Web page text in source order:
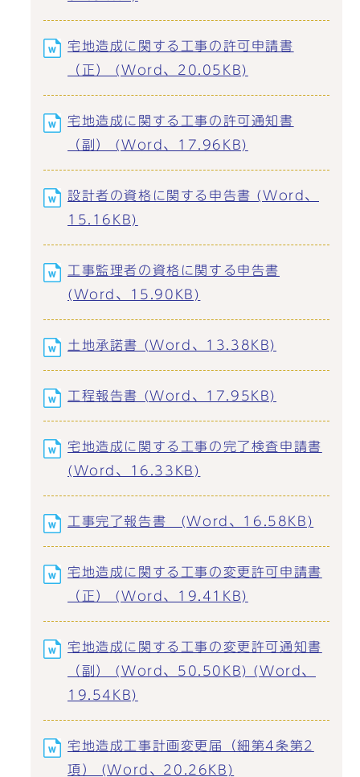
宅地造成に関する工事の許可申請書
（正） (Word、20.05KB)
宅地造成に関する工事の許可通知書
（副） (Word、17.96KB)
設計者の資格に関する申告書 (Word、
15.16KB)
工事監理者の資格に関する申告書
(Word、15.90KB)
土地承諾書 (Word、13.38KB)
工程報告書 (Word、17.95KB)
宅地造成に関する工事の完了検査申請書
(Word、16.33KB)
工事完了報告書 (Word、16.58KB)
宅地造成に関する工事の変更許可申請書
（正） (Word、19.41KB)
宅地造成に関する工事の変更許可通知書
（副） (Word、50.50KB) (Word、
19.54KB)
宅地造成工事計画変更届（細第4条第2
項） (Word、20.26KB)